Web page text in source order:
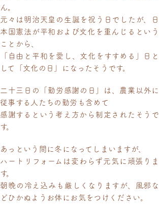
ん。
元々は明治天皇の生誕を祝う日でしたが、日
本国憲法が平和および文化を重んじるという
ことから、
「自由と平和を愛し、文化をすすめる」日と
して「文化の日」になったそうです。
二十三日の「勤労感謝の日」は、農業以外に
従事する人たちの勤労も含めて
感謝するという考え方から制定されたそうで
す。
あっという間に冬になってしまいますが、
ハートリフォームは変わらず元気に頑張りま
す。
朝晩の冷え込みも厳しくなりますが、風邪な
どひかぬようお体にお気をつけください。